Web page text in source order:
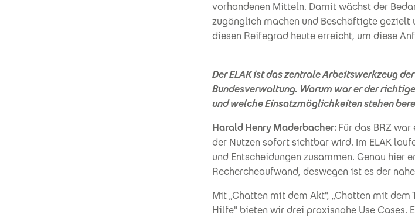
vorhandenen Mitteln. Damit wächst der
zugänglich machen und Beschäftigte gezielt
diesen Reifegrad heute erreicht, um diese
Der ELAK ist das zentrale Arbeitswerkzeug
Bundesverwaltung. Warum war er der
und welche Einsatzmöglichkeiten stehen
Harald Henry Maderbacher:Für das BRZ
der Nutzen sofort sichtbar wird. Im ELAK
und Entscheidungen zusammen. Genau hier
Rechercheaufwand, deswegen ist es der
Mit „Chatten mit dem Akt", „Chatten mit
Hilfe" bieten wir drei praxisnahe Use Cases.